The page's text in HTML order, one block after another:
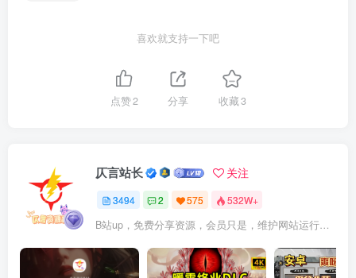
喜欢就支持一下吧
点赞2 分享 收藏3
仄言站长 关注
3494 2 575 532W+
B站up，免费分享资源，会员只是，维护网站运行，会员权利为可以支持本地下载，更多内容，敬请期待！